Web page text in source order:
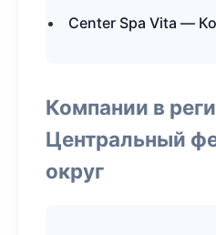
Center Spa Vita —
Компании в
Центральный
округ